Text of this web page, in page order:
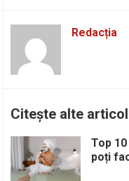
Redacția
Citește alte
Top
poți